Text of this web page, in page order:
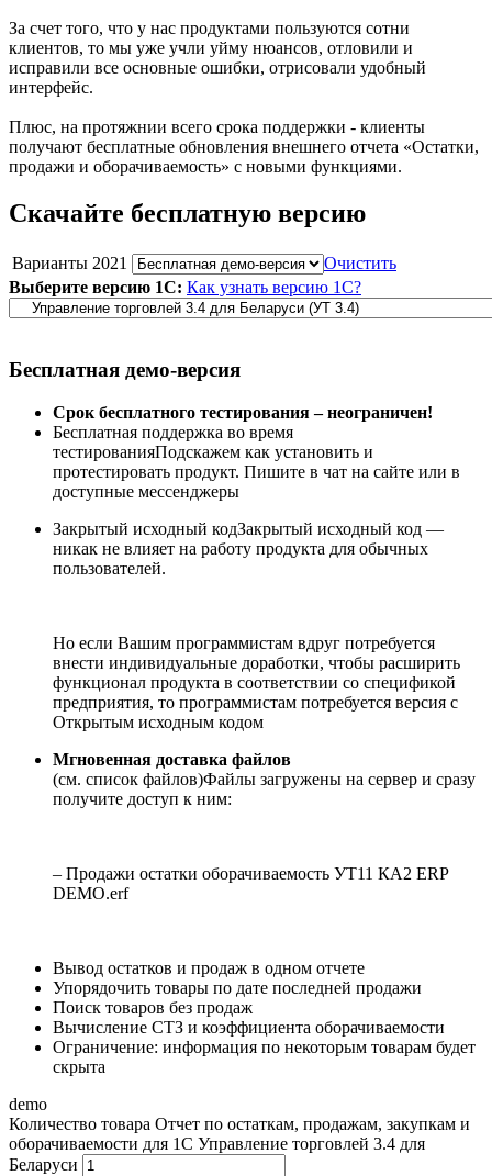
За счет того, что у нас продуктами пользуются сотни
клиентов, то мы уже учли уйму нюансов, отловили и
исправили все основные ошибки, отрисовали удобный
интерфейс.
Плюс, на протяжнии всего срока поддержки - клиенты
получают бесплатные обновления внешнего отчета «Остатки,
продажи и оборачиваемость» с новыми функциями.
Скачайте бесплатную версию
Варианты 2021
Очистить
Выберите версию 1С: Как узнать версию 1С?
Бесплатная демо-версия
Срок бесплатного тестирования – неограничен!
Бесплатная поддержка во время
тестированияПодскажем как установить и
протестировать продукт. Пишите в чат на сайте или в
доступные мессенджеры
Закрытый исходный кодЗакрытый исходный код —
никак не влияет на работу продукта для обычных
пользователей.
Но если Вашим программистам вдруг потребуется
внести индивидуальные доработки, чтобы расширить
функционал продукта в соответствии со спецификой
предприятия, то программистам потребуется версия с
Открытым исходным кодом
Мгновенная доставка файлов
(см. список файлов)Файлы загружены на сервер и сразу
получите доступ к ним:
– Продажи остатки оборачиваемость УТ11 КА2 ERP
DEMO.erf
Вывод остатков и продаж в одном отчете
Упорядочить товары по дате последней продажи
Поиск товаров без продаж
Вычисление СТЗ и коэффициента оборачиваемости
Ограничение: информация по некоторым товарам будет
скрыта
demo
Количество товара Отчет по остаткам, продажам, закупкам и
оборачиваемости для 1С Управление торговлей 3.4 для
Беларуси